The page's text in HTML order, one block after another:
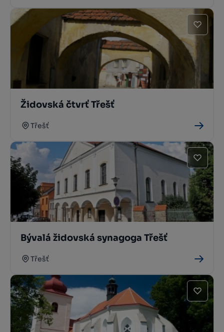
Židovská čtvrť Třešť
Třešť
Bývalá židovská synagoga Třešť
Třešť